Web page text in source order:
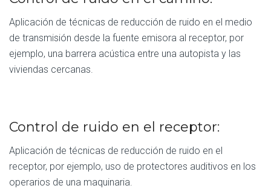
Aplicación de técnicas de reducción de ruido en el medio
de transmisión desde la fuente emisora al receptor, por
ejemplo, una barrera acústica entre una autopista y las
viviendas cercanas.
Control de ruido en el receptor:
Aplicación de técnicas de reducción de ruido en el
receptor, por ejemplo, uso de protectores auditivos en los
operarios de una maquinaria.